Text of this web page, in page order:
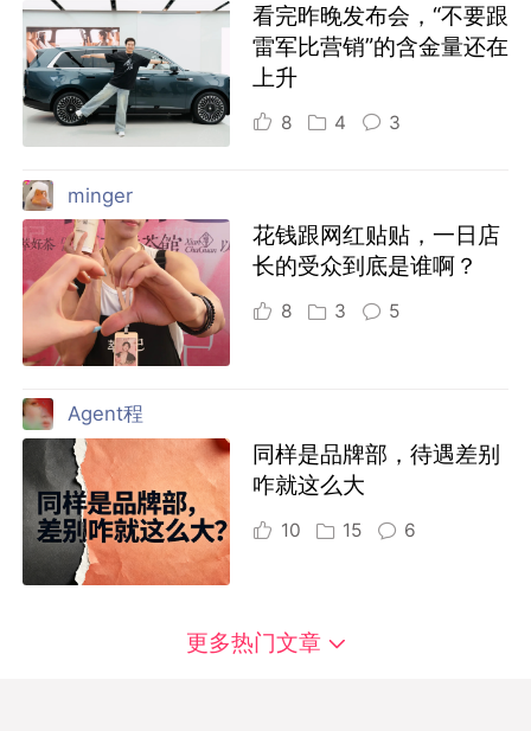
看完昨晚发布会，“不要跟
雷军比营销”的含金量还在
上升
8 4 3
minger
花钱跟网红贴贴，一日店
长的受众到底是谁啊？
8 3 5
Agent程
同样是品牌部，待遇差别
咋就这么大
10 15 6
更多热门文章